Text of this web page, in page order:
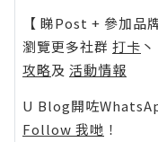
【 睇Post + 參加品
瀏覽更多社群 打卡 丶
攻略及 活動情報
U Blog開咗
Follow 我哋 ！